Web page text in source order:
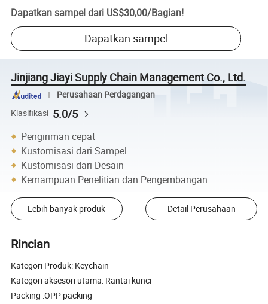
Dapatkan sampel dari US$30,00/Bagian!
Dapatkan sampel
Jinjiang Jiayi Supply Chain Management Co., Ltd.
Perusahaan Perdagangan
Klasifikasi 5.0/5
Pengiriman cepat
Kustomisasi dari Sampel
Kustomisasi dari Desain
Kemampuan Penelitian dan Pengembangan
Lebih banyak produk Detail Perusahaan
Rincian
Kategori Produk: Keychain
Kategori aksesori utama: Rantai kunci
Packing :OPP packing